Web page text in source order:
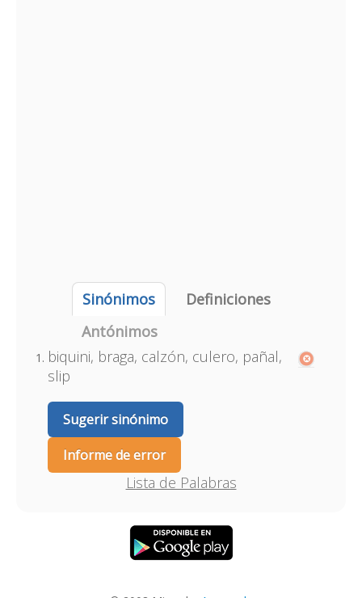
Sinónimos
Definiciones
Antónimos
biquini, braga, calzón, culero, pañal,
slip
Sugerir sinónimo
Informe de error
Lista de Palabras